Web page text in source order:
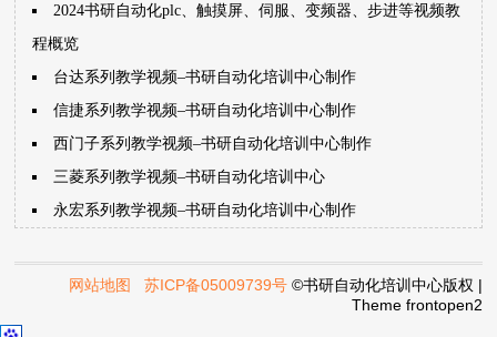
2024书研自动化plc、触摸屏、伺服、变频器、步进等视频教
程概览
台达系列教学视频–书研自动化培训中心制作
信捷系列教学视频–书研自动化培训中心制作
西门子系列教学视频–书研自动化培训中心制作
三菱系列教学视频–书研自动化培训中心
永宏系列教学视频–书研自动化培训中心制作
网站地图 苏ICP备05009739号©书研自动化培训中心版权 |
Theme frontopen2